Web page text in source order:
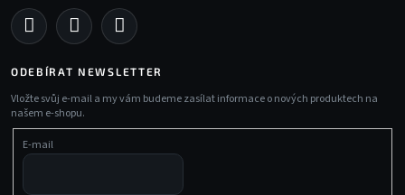
ODEBÍRAT NEWSLETTER
Vložte svůj e-mail a my vám budeme zasílat informace o nových produktech na
našem e-shopu.
E-mail